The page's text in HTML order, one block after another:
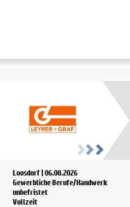
Loosdorf | 06.08.2026
Gewerbliche Berufe/Handwerk
unbefristet
Vollzeit